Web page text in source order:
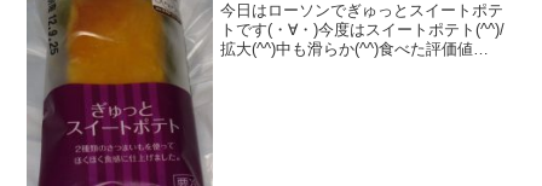
今日はローソンでぎゅっとスイートポテ
トです(・∀・)今度はスイートポテト(^^)/
拡大(^^)中も滑らか(^^)食べた評価値